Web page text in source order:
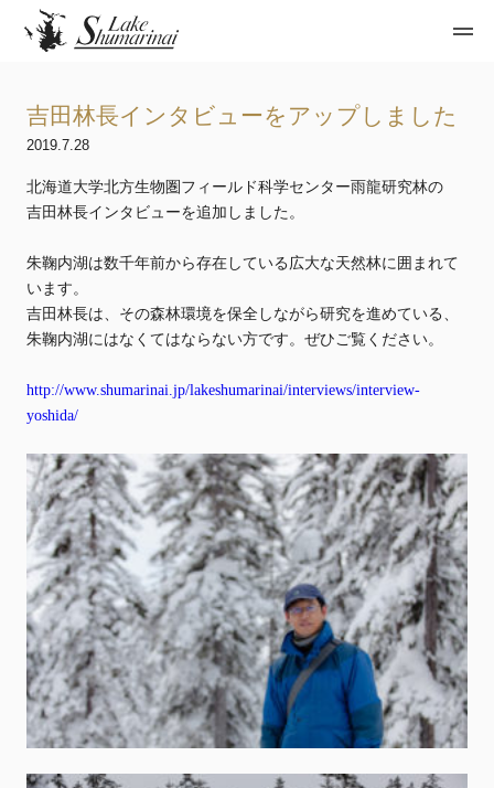
吉田林長インタビューをアップしました
2019.7.28
北海道大学北方生物圏フィールド科学センター雨龍研究林の
吉田林長インタビューを追加しました。
朱鞠内湖は数千年前から存在している広大な天然林に囲まれて
います。
吉田林長は、その森林環境を保全しながら研究を進めている、
朱鞠内湖にはなくてはならない方です。ぜひご覧ください。
http://www.shumarinai.jp/lakeshumarinai/interviews/interview-
yoshida/